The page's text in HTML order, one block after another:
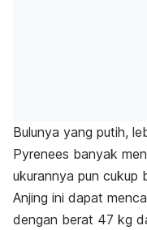
Bulunya yang putih,
Pyrenees banyak
ukurannya pun cukup
Anjing ini dapat
dengan berat 47 kg